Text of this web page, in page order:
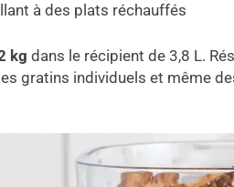
à des plats réchauffés
kg dans le récipient de 3,8 L.
gratins individuels et même